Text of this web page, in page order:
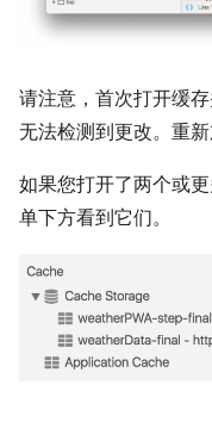
请注意，首次打开缓
无法检测到更改。重
如果您打开了两个或
单下方看到它们。